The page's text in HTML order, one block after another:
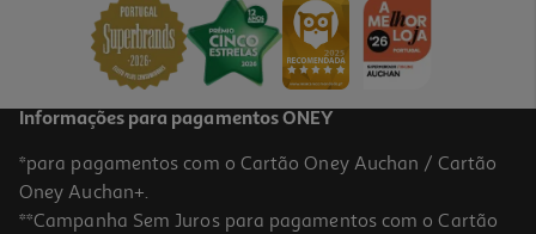
Informações para pagamentos ONEY
*para pagamentos com o Cartão Oney Auchan / Cartão
Oney Auchan+.
**Campanha Sem Juros para pagamentos com o Cartão